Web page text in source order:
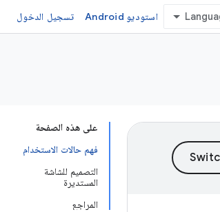
استوديو Android تسجيل الدخول
على هذه الصفحة
فهم حالات الاستخدام
التصميم للشاشة
المستديرة
المراجع